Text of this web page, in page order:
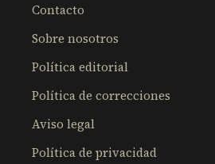
Contacto
Sobre nosotros
Política editorial
Política de correcciones
Aviso legal
Política de privacidad